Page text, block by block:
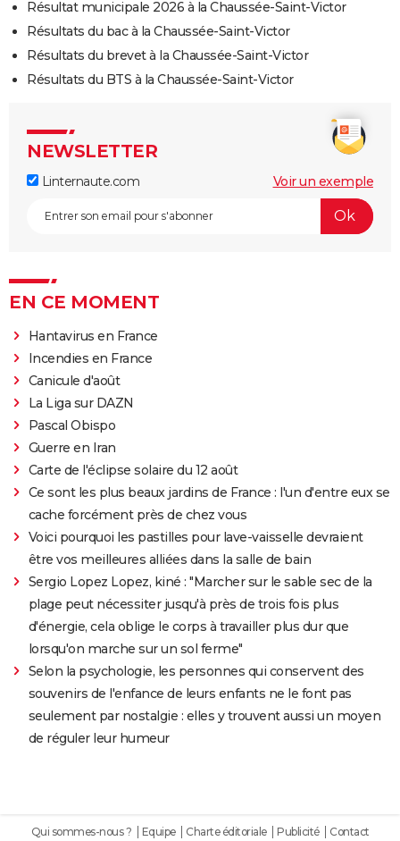
Résultat municipale 2026 à la Chaussée-Saint-Victor
Résultats du bac à la Chaussée-Saint-Victor
Résultats du brevet à la Chaussée-Saint-Victor
Résultats du BTS à la Chaussée-Saint-Victor
NEWSLETTER
Linternaute.com Voir un exemple
EN CE MOMENT
Hantavirus en France
Incendies en France
Canicule d'août
La Liga sur DAZN
Pascal Obispo
Guerre en Iran
Carte de l'éclipse solaire du 12 août
Ce sont les plus beaux jardins de France : l'un d'entre eux se
cache forcément près de chez vous
Voici pourquoi les pastilles pour lave-vaisselle devraient
être vos meilleures alliées dans la salle de bain
Sergio Lopez Lopez, kiné : "Marcher sur le sable sec de la
plage peut nécessiter jusqu'à près de trois fois plus
d'énergie, cela oblige le corps à travailler plus dur que
lorsqu'on marche sur un sol ferme"
Selon la psychologie, les personnes qui conservent des
souvenirs de l'enfance de leurs enfants ne le font pas
seulement par nostalgie : elles y trouvent aussi un moyen
de réguler leur humeur
Qui sommes-nous ? Equipe Charte éditoriale Publicité Contact